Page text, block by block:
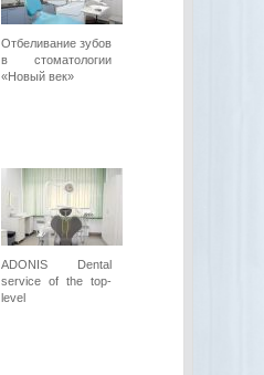
Отбеливание зубов
в стоматологии
«Новый век»
ADONIS Dental
service of the top-
level